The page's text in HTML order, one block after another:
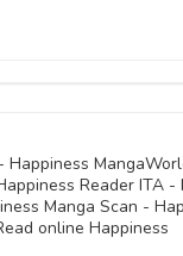
Reader ITA
Manga Scan -
online Happiness